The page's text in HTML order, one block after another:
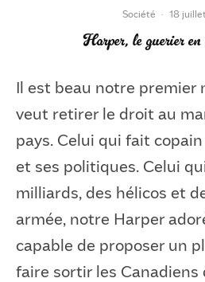
Société · 18
Harper, le guerier en
Il est beau notre premier
veut retirer le droit au
pays. Celui qui fait
et ses politiques. Celui
milliards, des hélicos et
armée, notre Harper
capable de proposer un
faire sortir les Canadiens